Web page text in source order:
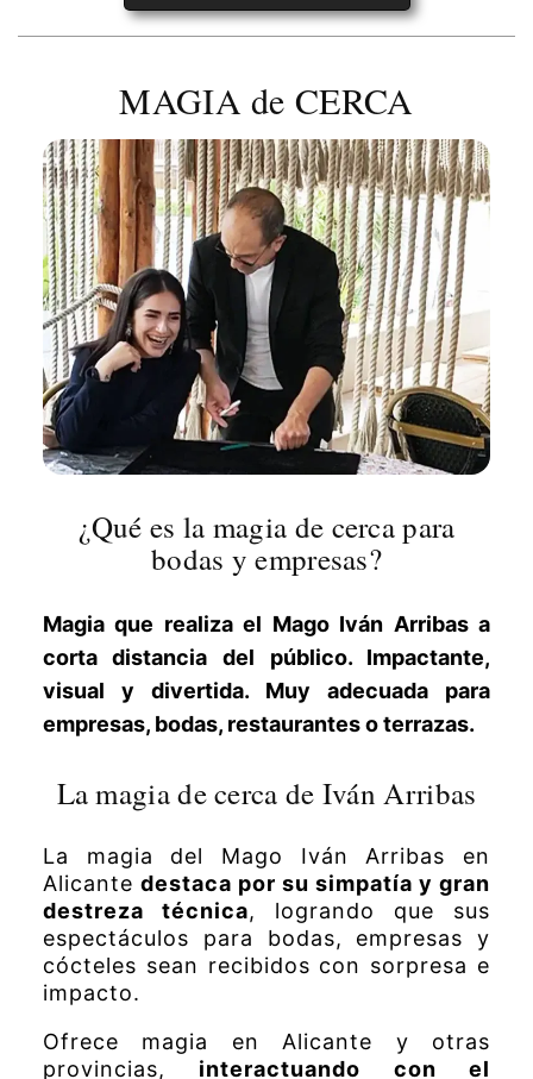
MAGIA de CERCA
¿Qué es la magia de cerca para
bodas y empresas?
Magia que realiza el Mago Iván Arribas a
corta distancia del público. Impactante,
visual y divertida. Muy adecuada para
empresas, bodas, restaurantes o terrazas.
La magia de cerca de Iván Arribas
La magia del Mago Iván Arribas en
Alicante destaca por su simpatía y gran
destreza técnica, logrando que sus
espectáculos para bodas, empresas y
cócteles sean recibidos con sorpresa e
impacto.
Ofrece magia en Alicante y otras
provincias, interactuando con el